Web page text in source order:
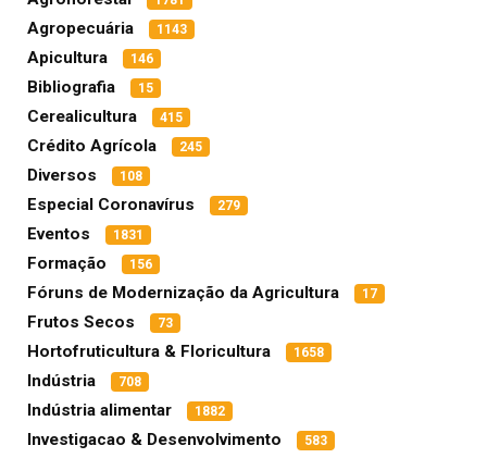
Agropecuária 1143
Apicultura 146
Bibliografia 15
Cerealicultura 415
Crédito Agrícola 245
Diversos 108
Especial Coronavírus 279
Eventos 1831
Formação 156
Fóruns de Modernização da Agricultura 17
Frutos Secos 73
Hortofruticultura & Floricultura 1658
Indústria 708
Indústria alimentar 1882
Investigacao & Desenvolvimento 583